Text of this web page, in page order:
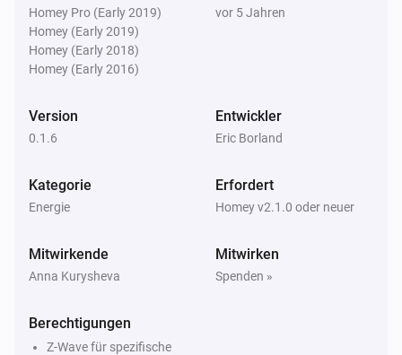
Und ...
Blinds
Ist an
Dimmer switch
Socket
Ist an
Dann ...
Homey Pro (Early 2019)
Homey (Early 2019)
Homey (Early 2018)
Homey (Early 2016)
vor 5 Jahren
Version
0.1.6
Entwickler
Eric Borland
Kategorie
Energie
Erfordert
Homey v2.1.0 oder neuer
Mitwirkende
Anna Kurysheva
Mitwirken
Spenden »
Berechtigungen
Z-Wave für spezifische